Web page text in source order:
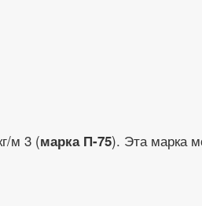
м 3 (марка П-75). Эта марка